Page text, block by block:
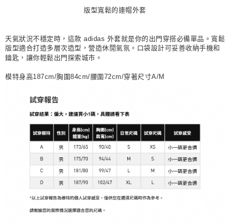
版型寬鬆的連帽外套
天氣狀況不穩定時，這款 adidas 外套就是你的出門穿搭必備單品。寬鬆
版型適合打造多層次造型，營造休閒氣氛。口袋設計可妥善收納手機和
鑰匙，讓你輕鬆出門探索城市。
模特身高187cm/胸圍84cm/腰圍72cm/穿著尺寸A/M